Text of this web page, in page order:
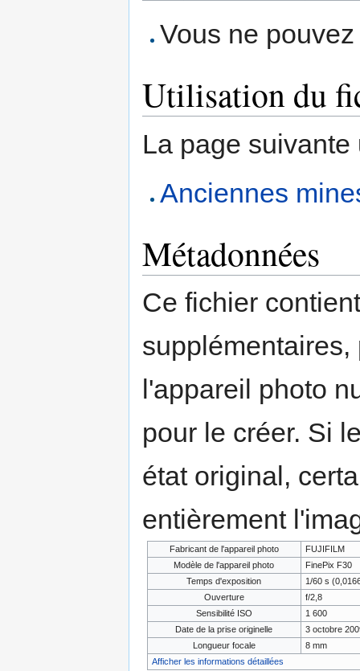
Vous ne
Utilisation du
La page
Anciennes
Métadonnées
Ce fichier
l'appareil photo
pour le créer. Si
état original,
entièrement
Fabricant de l'appareil photo
FUJIFILM
Modèle de l'appareil photo
FinePix F30
Temps d'exposition
1/60 s
Ouverture
f/2,8
Sensibilité ISO
1 600
Date de la prise originelle
3 octobre
Longueur focale
8 mm
Afficher les informations détaillées